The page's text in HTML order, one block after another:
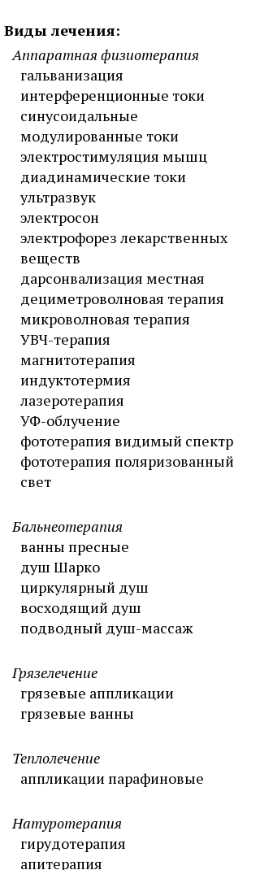
Виды лечения:
Аппаратная физиотерапия
гальванизация
интерференционные токи
синусоидальные
модулированные токи
электростимуляция мышц
диадинамические токи
ультразвук
электросон
электрофорез лекарственных
веществ
дарсонвализация местная
дециметроволновая терапия
микроволновая терапия
УВЧ-терапия
магнитотерапия
индуктотермия
лазеротерапия
УФ-облучение
фототерапия видимый спектр
фототерапия поляризованный
свет
Бальнеотерапия
ванны пресные
душ Шарко
циркулярный душ
восходящий душ
подводный душ-массаж
Грязелечение
грязевые аппликации
грязевые ванны
Теплолечение
аппликации парафиновые
Натуротерапия
гирудотерапия
апитерапия